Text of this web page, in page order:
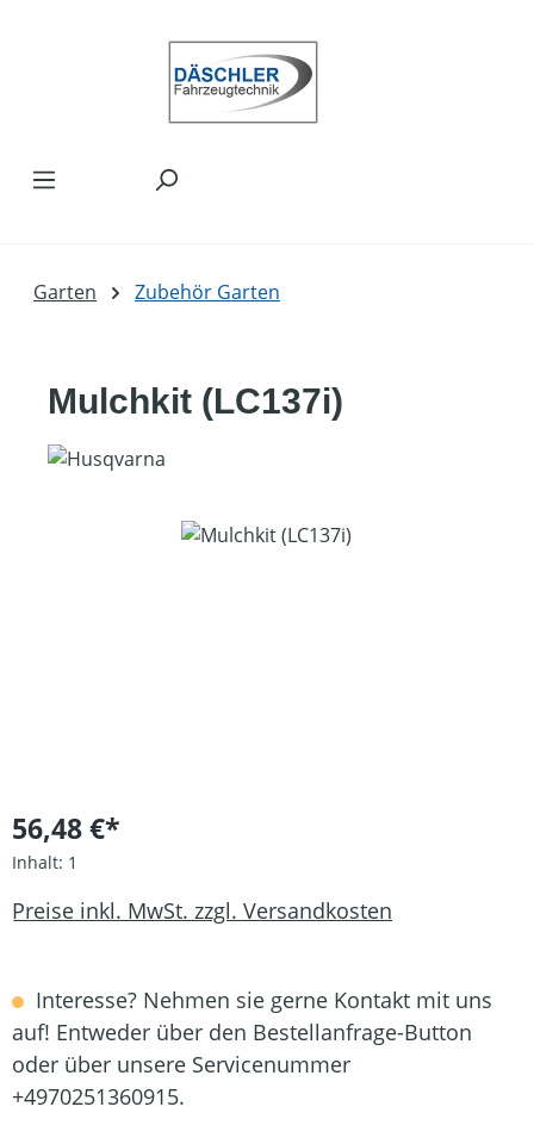
Garten Zubehör Garten
Mulchkit (LC137i)
Bildergalerie überspringen
56,48 €*
Inhalt: 1
Preise inkl. MwSt. zzgl. Versandkosten
Interesse? Nehmen sie gerne Kontakt mit uns
auf! Entweder über den Bestellanfrage-Button
oder über unsere Servicenummer
+4970251360915.